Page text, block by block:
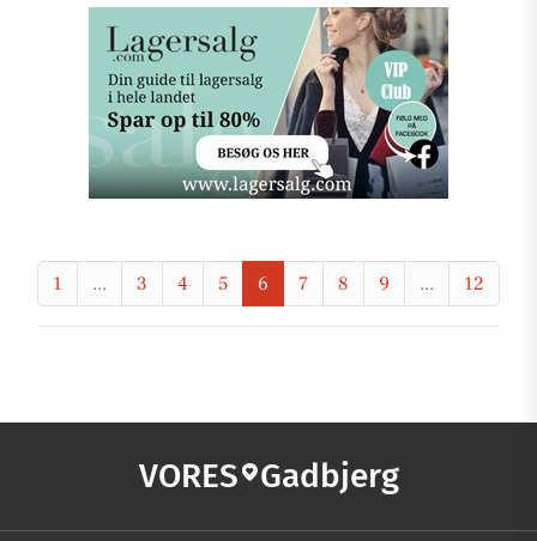
1 ... 3 4 5 6 7 8 9 ... 12
VORES Gadbjerg